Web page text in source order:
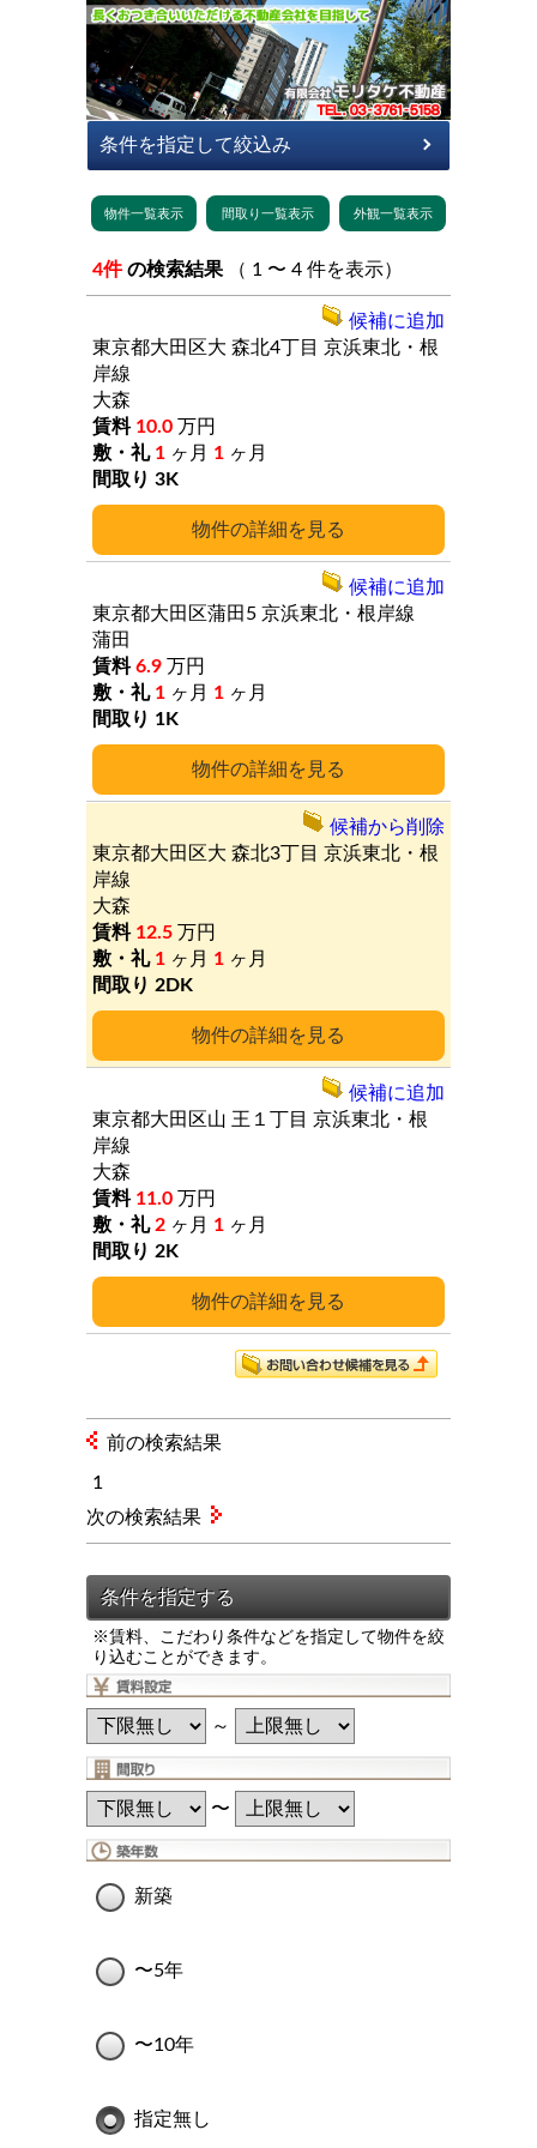
4件 の検索結果 （ 1 〜 4 件を表示）
詳細
東京都大田区大 森北4丁目 京浜東北・根
岸線
大森
10.0 万円
1 ヶ月 1 ヶ月
3K
候補に追加
詳細
東京都大田区蒲田5 京浜東北・根岸線
蒲田
6.9 万円
1 ヶ月 1 ヶ月
1K
候補に追加
詳細
東京都大田区大 森北3丁目 京浜東北・根
岸線
大森
12.5 万円
1 ヶ月 1 ヶ月
2DK
候補から削除
詳細
東京都大田区山 王１丁目 京浜東北・根
岸線
大森
11.0 万円
2 ヶ月 1 ヶ月
2K
候補に追加
前の検索結果
1
※賃料、こだわり条件などを指定して物件を絞
り込むことができます。
～
〜
新築
〜5年
〜10年
指定無し